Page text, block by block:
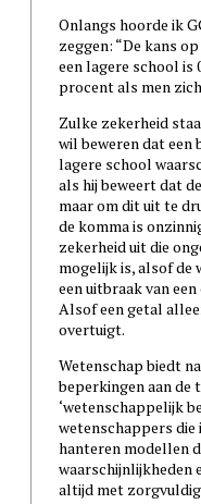
Onlangs hoorde ik
zeggen: “De kans
een lagere school is
procent als men
Zulke zekerheid
wil beweren dat een
lagere school
als hij beweert dat
maar om dit uit te
de komma is
zekerheid uit die
mogelijk is, alsof de
een uitbraak van
Alsof een getal
overtuigt.
Wetenschap biedt
beperkingen aan de
‘wetenschappelijk
wetenschappers
hanteren modellen
waarschijnlijkheden
altijd met